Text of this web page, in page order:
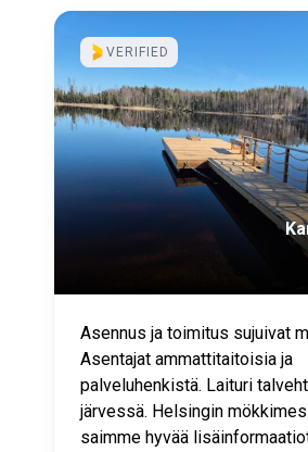
VERIFIED
Asennus ja toimitus sujuivat
Asentajat ammattitaitoisia ja
palveluhenkistä. Laituri
järvessä. Helsingin
saimme hyvää